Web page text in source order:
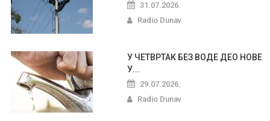
31.07.2026.
Radio Dunav
У ЧЕТВРТАК БЕЗ ВОДЕ ДЕО НОВЕ
У...
29.07.2026.
Radio Dunav